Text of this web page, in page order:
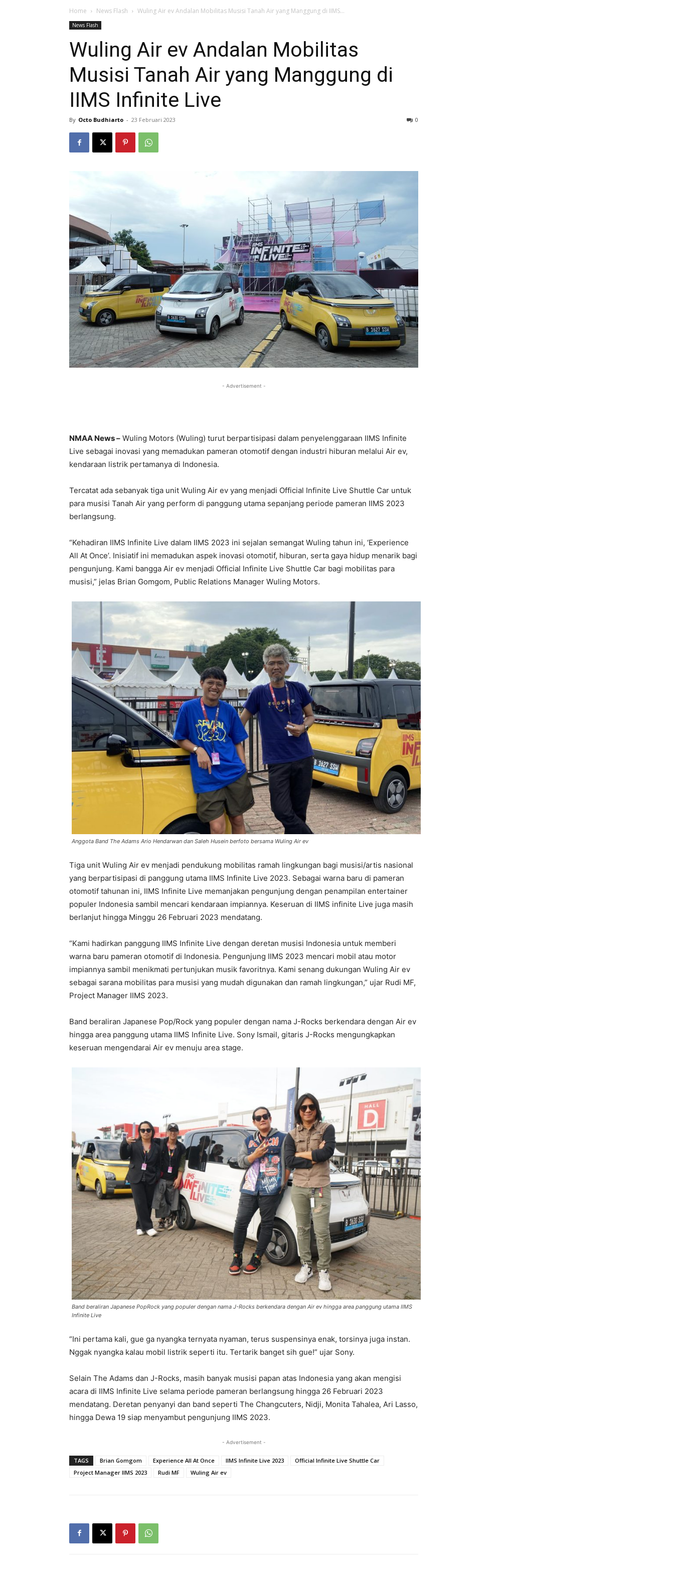
Home News Flash Wuling Air ev Andalan Mobilitas Musisi Tanah Air yang Manggung di IIMS...
News Flash
Wuling Air ev Andalan Mobilitas
Musisi Tanah Air yang Manggung di
IIMS Infinite Live
By Octo Budhiarto - 23 Februari 2023 0
- Advertisement -
NMAA News – Wuling Motors (Wuling) turut berpartisipasi dalam penyelenggaraan IIMS Infinite
Live sebagai inovasi yang memadukan pameran otomotif dengan industri hiburan melalui Air ev,
kendaraan listrik pertamanya di Indonesia.
Tercatat ada sebanyak tiga unit Wuling Air ev yang menjadi Official Infinite Live Shuttle Car untuk
para musisi Tanah Air yang perform di panggung utama sepanjang periode pameran IIMS 2023
berlangsung.
“Kehadiran IIMS Infinite Live dalam IIMS 2023 ini sejalan semangat Wuling tahun ini, ‘Experience
All At Once’. Inisiatif ini memadukan aspek inovasi otomotif, hiburan, serta gaya hidup menarik bagi
pengunjung. Kami bangga Air ev menjadi Official Infinite Live Shuttle Car bagi mobilitas para
musisi,” jelas Brian Gomgom, Public Relations Manager Wuling Motors.
Anggota Band The Adams Ario Hendarwan dan Saleh Husein berfoto bersama Wuling Air ev
Tiga unit Wuling Air ev menjadi pendukung mobilitas ramah lingkungan bagi musisi/artis nasional
yang berpartisipasi di panggung utama IIMS Infinite Live 2023. Sebagai warna baru di pameran
otomotif tahunan ini, IIMS Infinite Live memanjakan pengunjung dengan penampilan entertainer
populer Indonesia sambil mencari kendaraan impiannya. Keseruan di IIMS infinite Live juga masih
berlanjut hingga Minggu 26 Februari 2023 mendatang.
“Kami hadirkan panggung IIMS Infinite Live dengan deretan musisi Indonesia untuk memberi
warna baru pameran otomotif di Indonesia. Pengunjung IIMS 2023 mencari mobil atau motor
impiannya sambil menikmati pertunjukan musik favoritnya. Kami senang dukungan Wuling Air ev
sebagai sarana mobilitas para musisi yang mudah digunakan dan ramah lingkungan,” ujar Rudi MF,
Project Manager IIMS 2023.
Band beraliran Japanese Pop/Rock yang populer dengan nama J-Rocks berkendara dengan Air ev
hingga area panggung utama IIMS Infinite Live. Sony Ismail, gitaris J-Rocks mengungkapkan
keseruan mengendarai Air ev menuju area stage.
Band beraliran Japanese PopRock yang populer dengan nama J-Rocks berkendara dengan Air ev hingga area panggung utama IIMS
Infinite Live
“Ini pertama kali, gue ga nyangka ternyata nyaman, terus suspensinya enak, torsinya juga instan.
Nggak nyangka kalau mobil listrik seperti itu. Tertarik banget sih gue!” ujar Sony.
Selain The Adams dan J-Rocks, masih banyak musisi papan atas Indonesia yang akan mengisi
acara di IIMS Infinite Live selama periode pameran berlangsung hingga 26 Februari 2023
mendatang. Deretan penyanyi dan band seperti The Changcuters, Nidji, Monita Tahalea, Ari Lasso,
hingga Dewa 19 siap menyambut pengunjung IIMS 2023.
- Advertisement -
TAGS Brian Gomgom Experience All At Once IIMS Infinite Live 2023
Official Infinite Live Shuttle Car
Project Manager IIMS 2023
Rudi MF Wuling Air ev